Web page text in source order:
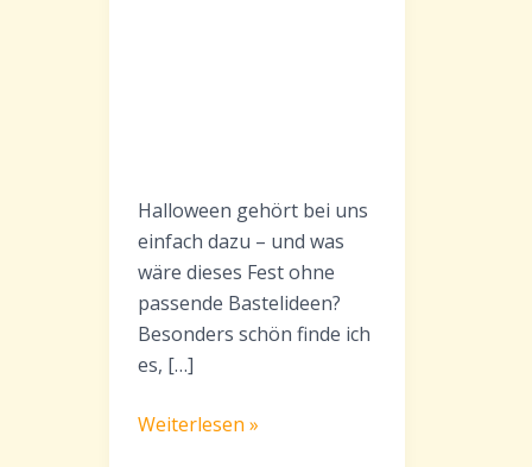
Halloween gehört bei uns
einfach dazu – und was
wäre dieses Fest ohne
passende Bastelideen?
Besonders schön finde ich
es, […]
Halloween
Weiterlesen »